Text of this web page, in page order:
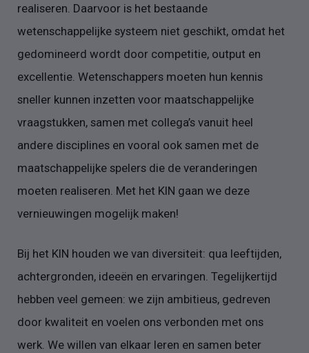
realiseren. Daarvoor is het bestaande
wetenschappelijke systeem niet geschikt, omdat het
gedomineerd wordt door competitie, output en
excellentie. Wetenschappers moeten hun kennis
sneller kunnen inzetten voor maatschappelijke
vraagstukken, samen met collega’s vanuit heel
andere disciplines en vooral ook samen met de
maatschappelijke spelers die de veranderingen
moeten realiseren. Met het KIN gaan we deze
vernieuwingen mogelijk maken!
Bij het KIN houden we van diversiteit: qua leeftijden,
achtergronden, ideeën en ervaringen. Tegelijkertijd
hebben veel gemeen: we zijn ambitieus, gedreven
door kwaliteit en voelen ons verbonden met ons
werk. We willen van elkaar leren en samen beter